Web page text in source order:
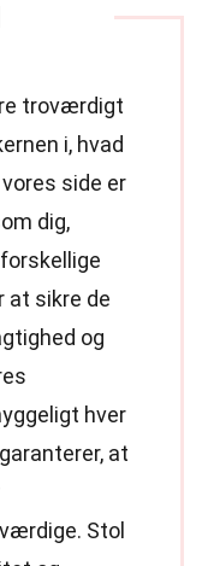
troværdigt
i, hvad
side er
dig,
at sikre de
og
hver
at
Stol